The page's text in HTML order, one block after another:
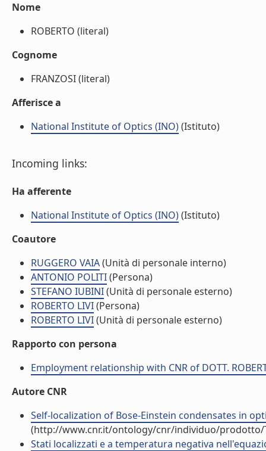
Nome
ROBERTO (literal)
Cognome
FRANZOSI (literal)
Afferisce a
National Institute of Optics (INO)(Istituto)
Incoming links:
Ha afferente
National Institute of Optics (INO)(Istituto)
Coautore
RUGGERO VAIA(Unità di personale interno)
ANTONIO POLITI(Persona)
STEFANO IUBINI(Unità di personale esterno)
ROBERTO LIVI(Persona)
ROBERTO LIVI(Unità di personale esterno)
Rapporto con persona
Employment relationship with CNR of DOTT.
Autore CNR
Self-localization of Bose-Einstein condensates in
(http://www.cnr.it/ontology/cnr/individuo/prodotto/
Stati localizzati e a temperatura negativa